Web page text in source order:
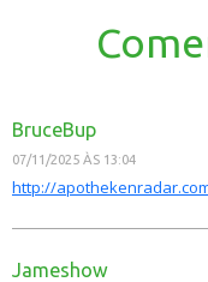
BruceBup
07/11/2025 ÀS 13:04
http://
Jameshow